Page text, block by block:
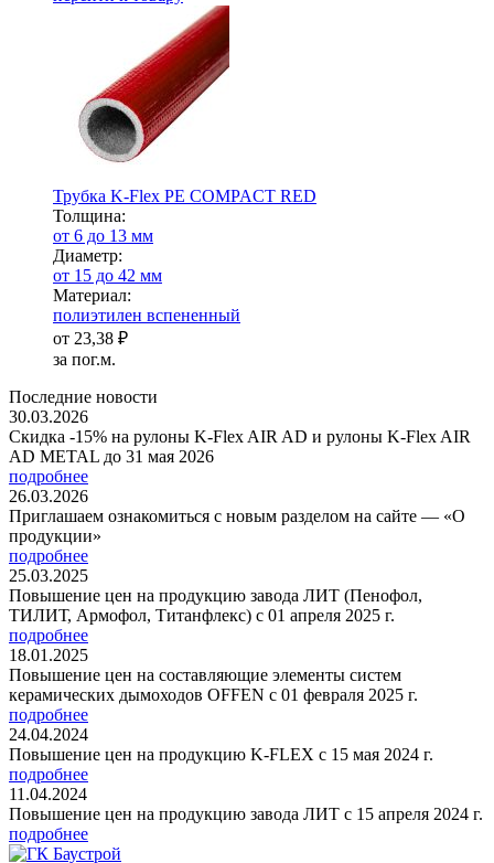
Трубка K-Flex PE COMPACT RED
Тол­щи­на:
от 6 до 13 мм
Диаметр:
от 15 до 42 мм
Ма­­те­­ри­­ал:
полиэтилен вспененный
от 23,38 ₽
за пог.м.
Последние новости
30.03.2026
Скидка -15% на рулоны K-Flex AIR AD и рулоны K-Flex AIR
AD METAL до 31 мая 2026
подробнее
26.03.2026
Приглашаем ознакомиться с новым разделом на сайте — «О
продукции»
подробнее
25.03.2025
Повышение цен на продукцию завода ЛИТ (Пенофол,
ТИЛИТ, Армофол, Титанфлекс) с 01 апреля 2025 г.
подробнее
18.01.2025
Повышение цен на составляющие элементы систем
керамических дымоходов OFFEN с 01 февраля 2025 г.
подробнее
24.04.2024
Повышение цен на продукцию K-FLEX с 15 мая 2024 г.
подробнее
11.04.2024
Повышение цен на продукцию завода ЛИТ с 15 апреля 2024 г.
подробнее